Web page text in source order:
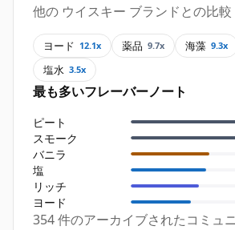
他の ウイスキー ブランドとの比較
ヨード 12.1x 薬品 9.7x 海藻 9.3x
塩水 3.5x
最も多いフレーバーノート
ピート
スモーク
バニラ
塩
リッチ
ヨード
354 件のアーカイブされたコミュ